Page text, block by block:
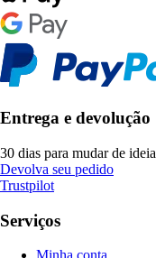
Entrega e devolução
30 dias para mudar de ideia
Devolva seu pedido
Trustpilot
Serviços